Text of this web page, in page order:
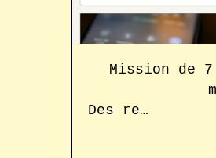
Mission de
Des re…